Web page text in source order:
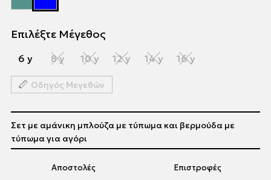
Επιλέξτε Μέγεθος
6 y 8 y 10 y 12 y 14 y 16 y
Οδηγός Μεγεθών
Αποστολές Επιστροφές
Σετ με αμάνικη μπλούζα με τύπωμα και βερμούδα με
τύπωμα για αγόρι